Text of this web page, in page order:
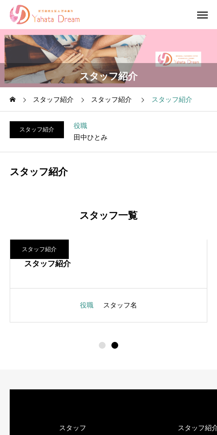
スタッフ紹介
スタッフ紹介 スタッフ紹介 スタッフ紹介
スタッフ紹介
役職
田中ひとみ
スタッフ紹介
スタッフ一覧
スタッフ紹介
スタッフ紹介
役職 スタッフ名
スタッフ スタッフ紹